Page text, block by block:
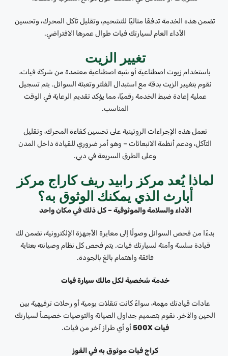
تضمن هذه الخدمة تدفقًا مثاليًا للتشحيم، وتقليل تآكل المحرك، وتحسين
الأداء العام لسيارتك فيات طوال عمرها الافتراضي.
تغيير الزيت
باستخدام زيوت اصطناعية أو شبه اصطناعية معتمدة من شركة فيات،
نقوم بتغيير الزيت بدقة مع استبدال الفلتر وتعبئة السوائل. يتم تسجيل
عملية إعادة ضبط الخدمة رقميًا، مما يؤكد تقديم الرعاية في الوقت
المناسب.
تعمل هذه الإجراءات الروتينية على تحسين كفاءة المحرك، وتقليل
التآكل، ودعم أنظمة الانبعاثات – وهو أمر ضروري للقيادة داخل المدن
وعلى الطرق السريعة في دبي.
لماذا يُعد مركز رابيد ريف كاراج مركز
أبارث الذي يمكنك الوثوق به؟
الأداء والسلامة والموثوقية – كل ذلك في مكان واحد
بدءًا من فحص السوائل وصولًا إلى معايرة الأجهزة الإلكترونية، نضمن لك
قيادة سلسة وآمنة لسيارتك فيات. يتم فحص كل نظام وصيانته بعناية
فائقة واهتمام بالغ بالجودة.
خدمة شخصية لكل مالك سيارة فيات
عادات قيادتك مهمة، سواءً كانت تنقلات يومية أو رحلات ترفيهية بين
الحين والآخر. نقوم بتصميم جداول الصيانة والتوصيات خصيصاً لسيارتك
فيات 500X
أو أي طراز آخر من فيات.
كراج فيات موثوق به في القوز